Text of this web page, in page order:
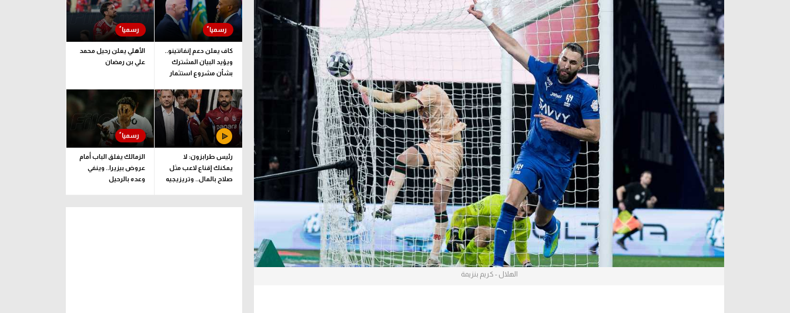
آراء حرة
ركن الألعاب
الدوري السعودي للمحترفين
دوري أبطال أوروبا
دوري أبطال إفريقيا
كل البطولات
دوري أبطال أوروبا
القسم الثاني
رياضات أخرى
أمريكا
الهلال - كريم بنزيمة
كاف يعلن دعم إنفانتينو..
ويؤيد البيان المشترك
بشأن مشروع استثمار
الأهلي يعلن رحيل محمد
علي بن رمضان
رئيس طرابزون: لا
يمكنك إقناع لاعب مثل
صلاح بالمال.. وتريزيجيه
الزمالك يغلق الباب أمام
عروض بيزيرا.. وينفي
وعده بالرحيل